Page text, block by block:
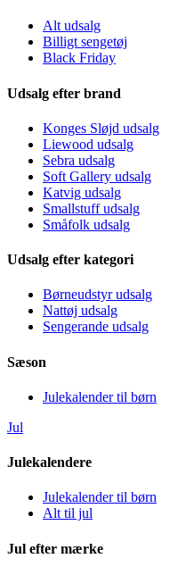
Alt udsalg
Billigt sengetøj
Black Friday
Udsalg efter brand
Konges Sløjd udsalg
Liewood udsalg
Sebra udsalg
Soft Gallery udsalg
Katvig udsalg
Smallstuff udsalg
Småfolk udsalg
Udsalg efter kategori
Børneudstyr udsalg
Nattøj udsalg
Sengerande udsalg
Sæson
Julekalender til børn
Jul
Julekalendere
Julekalender til børn
Alt til jul
Jul efter mærke